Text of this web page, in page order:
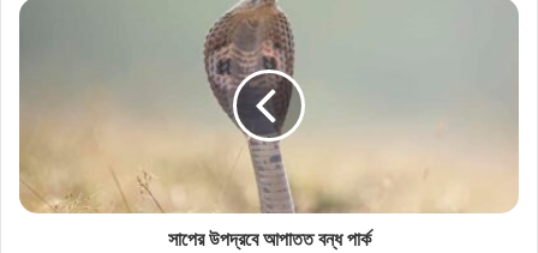
সাপের উপদ্রবে আপাতত বন্ধ পার্ক